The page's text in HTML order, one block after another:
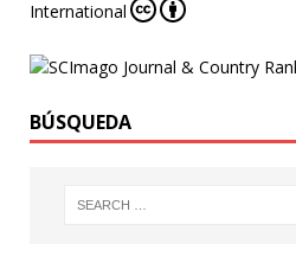
International
BÚSQUEDA